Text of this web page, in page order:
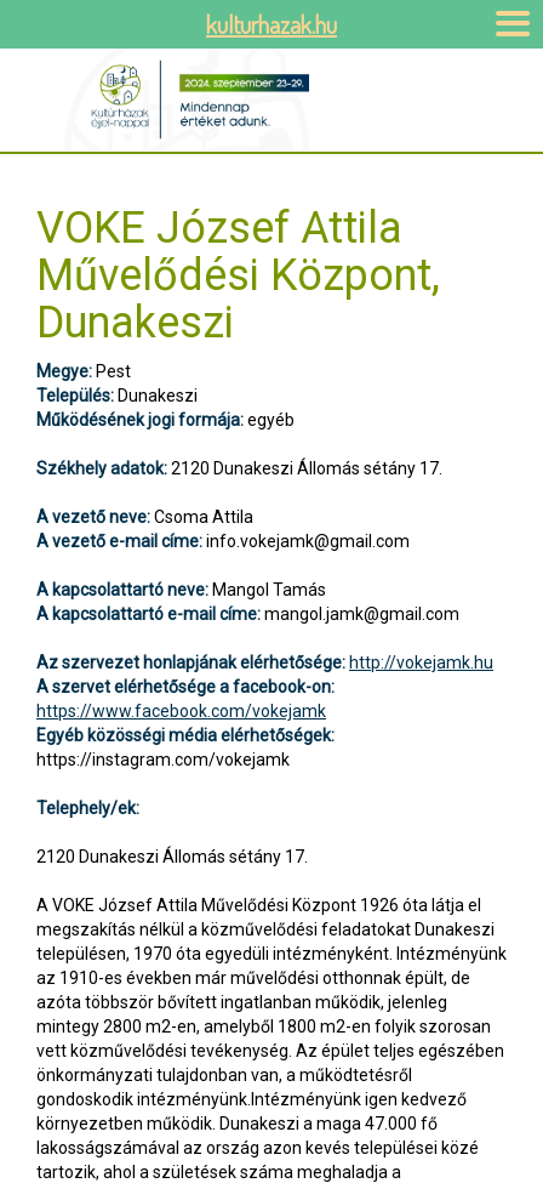
VOKE József Attila
Művelődési Központ,
Dunakeszi
Megye: Pest
Település: Dunakeszi
Működésének jogi formája:egyéb
Székhely adatok:2120 Dunakeszi Állomás sétány 17.
A vezető neve:Csoma Attila
A vezető e-mail címe:info.vokejamk@gmail.com
A kapcsolattartó neve: Mangol Tamás
A kapcsolattartó e-mail címe:mangol.jamk@gmail.com
Az szervezet honlapjának elérhetősége: http://vokejamk.hu
A szervet elérhetősége a facebook-on:
https://www.facebook.com/vokejamk
Egyéb közösségi média elérhetőségek:
https://instagram.com/vokejamk
Telephely/ek:
2120 Dunakeszi Állomás sétány 17.
A VOKE József Attila Művelődési Központ 1926 óta látja el
megszakítás nélkül a közművelődési feladatokat Dunakeszi
településen, 1970 óta egyedüli intézményként. Intézményünk
az 1910-es években már művelődési otthonnak épült, de
azóta többször bővített ingatlanban működik, jelenleg
mintegy 2800 m2-en, amelyből 1800 m2-en folyik szorosan
vett közművelődési tevékenység. Az épület teljes egészében
önkormányzati tulajdonban van, a működtetésről
gondoskodik intézményünk.Intézményünk igen kedvező
környezetben működik. Dunakeszi a maga 47.000 fő
lakosságszámával az ország azon kevés települései közé
tartozik, ahol a születések száma meghaladja a
kulturhazak.hu